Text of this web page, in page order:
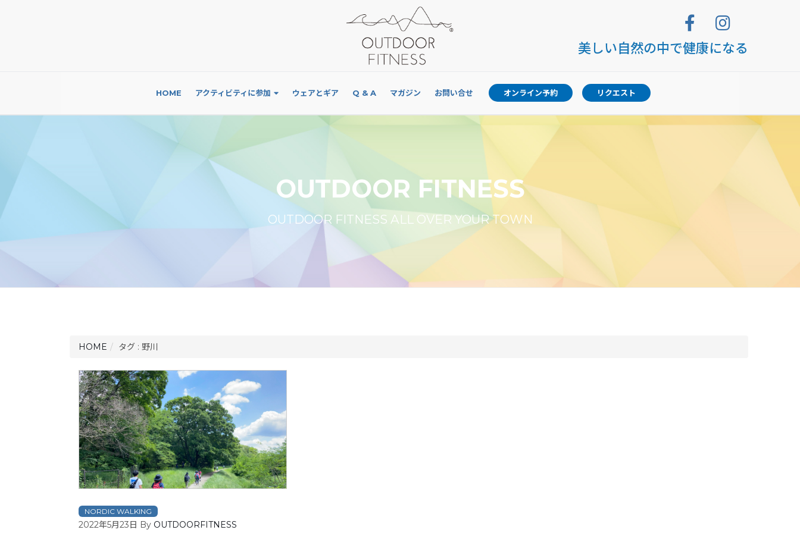
美しい自然の中で健康になる
HOME アクティビティに参加 ウェアとギア Q & A マガジン お問い合せ オンライン予約 リクエスト
OUTDOOR FITNESS
OUTDOOR FITNESS ALL OVER YOUR TOWN
HOME タグ : 野川
NORDIC WALKING
2022年5月23日 By OUTDOORFITNESS